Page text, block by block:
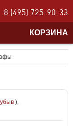
8 (495) 725-90-33
КОРЗИНА
убыв ),